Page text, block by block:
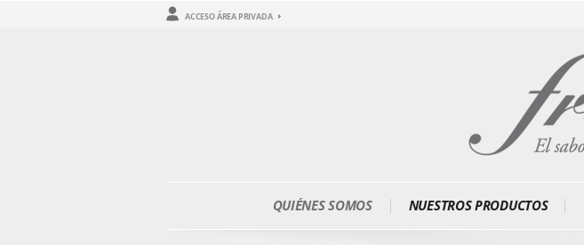
ACCESO ÁREA PRIVADA
QUIÉNES SOMOS NUESTROS PRODUCTOS